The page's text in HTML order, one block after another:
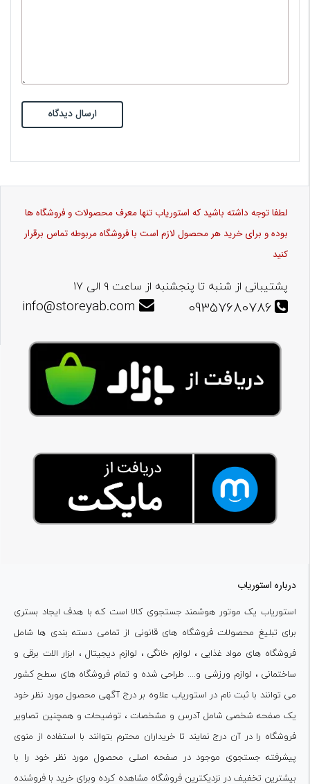
ارسال دیدگاه
لطفا توجه داشته باشید که استوریاب تنها معرف محصولات و فروشگاه ها
بوده و برای خرید هر محصول لازم است با فروشگاه مربوطه تماس برقرار
کنید
پشتیبانی از شنبه تا پنجشنبه از ساعت ۹ الی ۱۷
09357680786
درباره استوریاب
استوریاب یک موتور هوشمند جستجوی کالا است که با هدف ایجاد بستری
برای تبلیغ محصولات فروشگاه های قانونی از تمامی دسته بندی ها شامل
فروشگاه های مواد غذایی ، لوازم خانگی ، لوازم دیجیتال ، ابزار الات برقی و
ساختمانی ، لوازم ورزشی و.... طراحی شده و تمام فروشگاه های سطح کشور
می توانند با ثبت نام در استوریاب علاوه بر درج آگهی محصول مورد نظر خود
یک صفحه شخصی شامل آدرس و مشخصات ، توضیحات و همچنین تصاویر
فروشگاه را در آن درج نمایند تا خریداران محترم بتوانند با استفاده از منوی
پیشرفته جستجوی موجود در صفحه اصلی محصول مورد نظر خود را با
بیشترین تخفیف در نزدیکترین فروشگاه مشاهده کرده وبرای خرید با فروشنده